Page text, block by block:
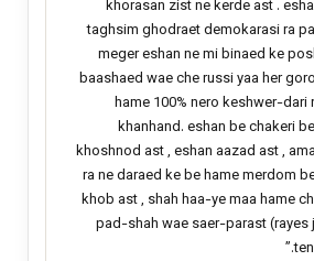
khorasan zist ne kerde ast .
taghsim ghodraet demokarasi ra
meger eshan ne mi binaed ke
baashaed wae che russi yaa her
hame 100% nero keshwer-dari
khanhand. eshan be chakeri
khoshnod ast , eshan aazad ast ,
ra ne daraed ke be hame merdom
khob ast , shah haa-ye maa hame
pad-shah wae saer-parast (rayes